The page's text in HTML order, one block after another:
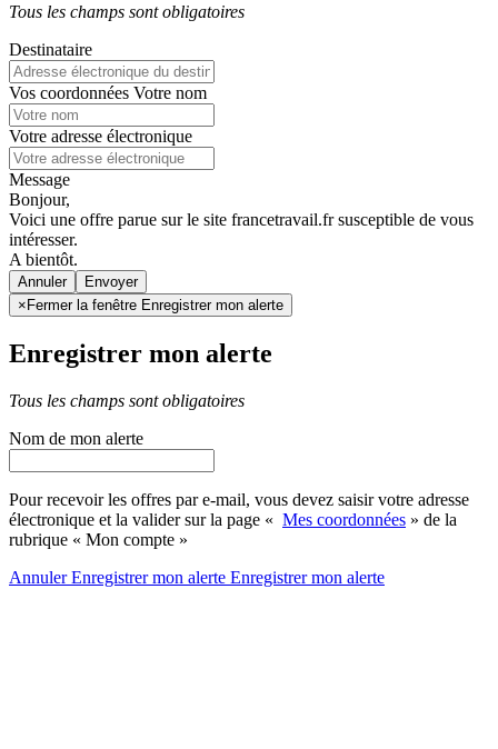
Tous les champs sont obligatoires
Destinataire
Vos coordonnées Votre nom
Votre adresse électronique
Message
Bonjour,
Voici une offre parue sur le site francetravail.fr susceptible de vous
intéresser.
A bientôt.
Annuler
× Fermer la fenêtre Enregistrer mon alerte
Enregistrer mon alerte
Tous les champs sont obligatoires
Nom de mon alerte
Pour recevoir les offres par e-mail, vous devez saisir votre adresse
électronique et la valider sur la page « Mes coordonnées » de la
rubrique « Mon compte »
AnnulerEnregistrer mon alerte Enregistrermon alerte